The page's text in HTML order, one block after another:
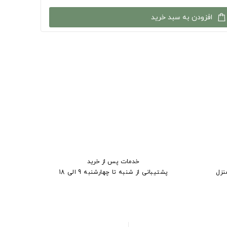
افزودن به سبد خرید
خدمات پس از خرید
پشتیبانی از شنبه تا چهارشنبه 9 الی 18